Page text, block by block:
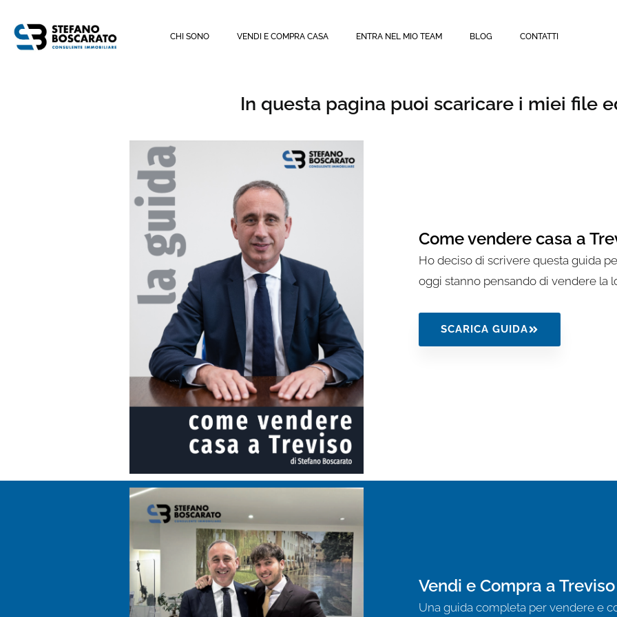
CHI SONO VENDI E COMPRA CASA ENTRA NEL MIO TEAM BLOG CONTATTI
In questa pagina puoi scaricare i miei file
Come vendere casa a
Ho deciso di scrivere questa guida
oggi stanno pensando di vendere la
SCARICA GUIDA
Vendi e Compra a Treviso
Una guida completa per vendere e